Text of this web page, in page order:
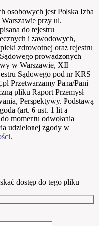
osobowych jest Polska Izba
Warszawie przy ul.
do rejestru
i zawodowych,
zdrowotnej oraz rejestru
prowadzonych
w Warszawie, XII
Sądowego pod nr KRS
Przetwarzamy Pana/Pani
pliku Raport Przemysł
Perspektywy. Podstawą
(art. 6 ust. 1 lit a
momentu odwołania
udzielonej zgody w
.
dostęp do tego pliku